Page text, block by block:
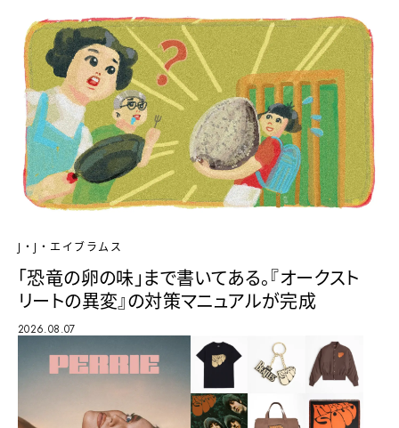
J・J・エイブラムス
「恐竜の卵の味」まで書いてある。『オークスト
リートの異変』の対策マニュアルが完成
2026.08.07